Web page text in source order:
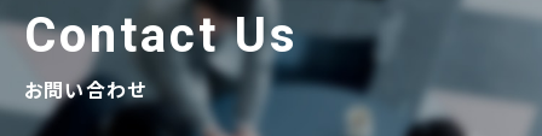
Contact Us
お問い合わせ